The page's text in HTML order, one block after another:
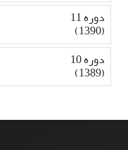
دوره 11
(1390)
دوره 10
(1389)